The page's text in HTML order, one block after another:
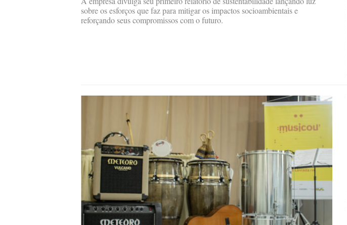
sobre os esforços que faz para mitigar os impactos socioambientais e
reforçando seus compromissos com o futuro.